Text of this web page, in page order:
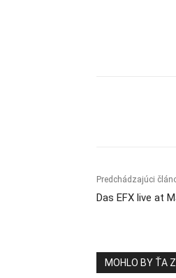
Predchádzajúci
Das EFX live at
MOHLO BY ŤA